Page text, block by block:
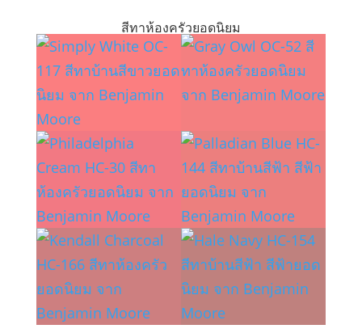
สีทาห้องครัวยอดนิยม